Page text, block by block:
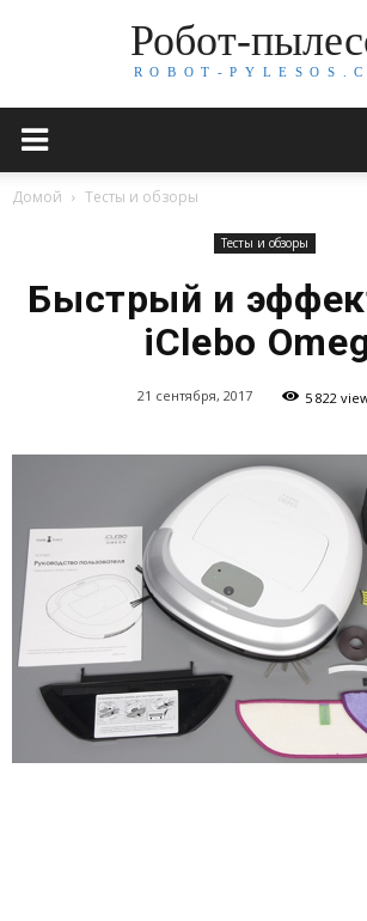
Робот-
R O B O T - P Y L E S O S . C
Домой Тесты и обзоры
Тесты и обзоры
Быстрый и
iClebo
21 сентября, 2017 5 822